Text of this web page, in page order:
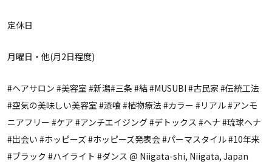
定休日
月曜日・他(月2日程度)
#ヘアサロン #美容室 #新潟#三条 #結 #MUSUBI #古民家 #伝統工法
#空気の美味しい美容室 #漆喰 #植物療法 #カラー #リアル #アンモ
ニアフリー #ケア #アンチエイジング #デトックス #ヘナ #琉球ヘナ
#出会い #ホッピーズ #ホッピーズ発表会 #パーマスタイル #10年来
#ブラック #ハイライト #ダンス @ Niigata-shi, Niigata, Japan